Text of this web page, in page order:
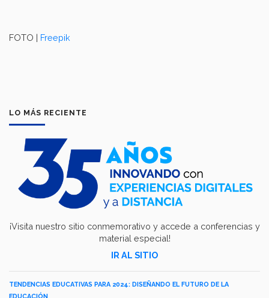
FOTO | Freepik
LO MÁS RECIENTE
¡Visita nuestro sitio conmemorativo y accede a conferencias y
material especial!
IR AL SITIO
TENDENCIAS EDUCATIVAS PARA 2024: DISEÑANDO EL FUTURO DE LA